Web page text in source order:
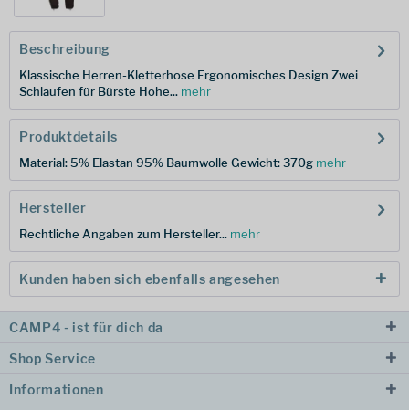
Beschreibung
Klassische Herren-Kletterhose Ergonomisches Design Zwei
Schlaufen für Bürste Hohe... mehr
Produktdetails
Material: 5% Elastan 95% Baumwolle Gewicht: 370g mehr
Hersteller
Rechtliche Angaben zum Hersteller... mehr
Kunden haben sich ebenfalls angesehen
CAMP4 - ist für dich da
Shop Service
Informationen